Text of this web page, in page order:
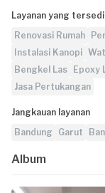
Layanan yang
Renovasi Rumah
Instalasi Kanopi
Bengkel Las
Epoxy
Jasa Pertukangan
Jangkauan layanan
Bandung
Garut
Album